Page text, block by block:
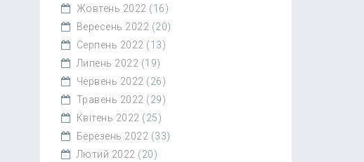
Жовтень 2022 (16)
Вересень 2022 (20)
Серпень 2022 (13)
Липень 2022 (19)
Червень 2022 (26)
Травень 2022 (29)
Квітень 2022 (25)
Березень 2022 (33)
Лютий 2022 (20)